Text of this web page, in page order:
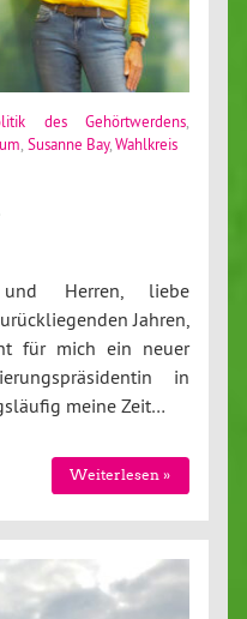
des Gehörtwerdens
Susanne Bay, Wahlkreis
Herren, liebe
Jahren,
für mich ein neuer
in
meine Zeit…
Weiterlesen »